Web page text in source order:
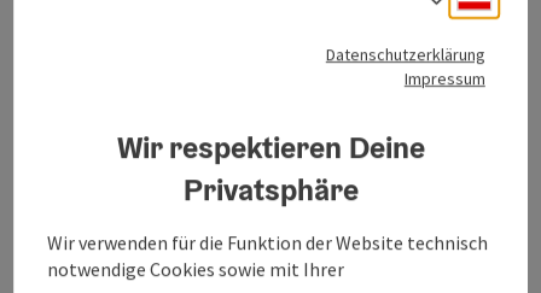
Leistung von je 50 kW und ist rund um die Uhr zugänglich.
Die Station verfügt über einen DC-Schnellladeanschluss
bequeme Nutzung der Ladestation. Zudem bietet die
Station einen Aufenthaltsbereich mit Sitzgelegenheiten
und einem Snackautomaten.
Datenschutzerklärung
Impressum
Wir respektieren Deine
Privatsphäre
Wir verwenden für die Funktion der Website technisch
notwendige Cookies sowie mit Ihrer